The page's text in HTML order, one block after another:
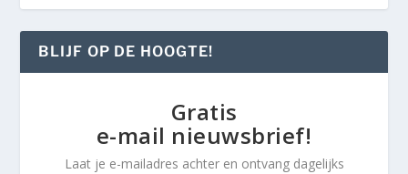
BLIJF OP DE HOOGTE!
Gratis
e-mail nieuwsbrief!
Laat je e-mailadres achter en ontvang dagelijks